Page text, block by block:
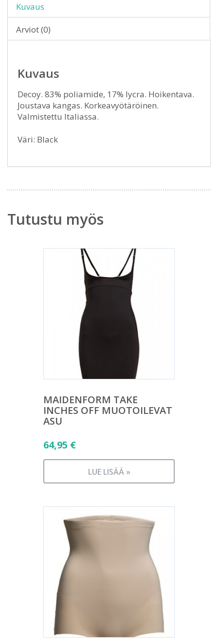
Kuvaus
Arviot (0)
Kuvaus
Decoy. 83% poliamide, 17% lycra. Hoikentava.
Joustava kangas. Korkeavyötäröinen.
Valmistettu Italiassa.
Väri: Black
Tutustu myös
MAIDENFORM TAKE
INCHES OFF MUOTOILEVAT
ASU
64,95 €
LUE LISÄÄ »